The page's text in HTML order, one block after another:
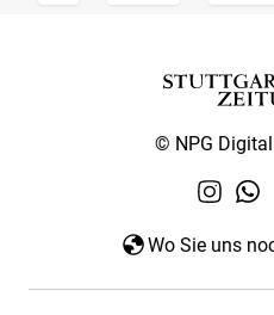
© NPG
Wo Sie uns